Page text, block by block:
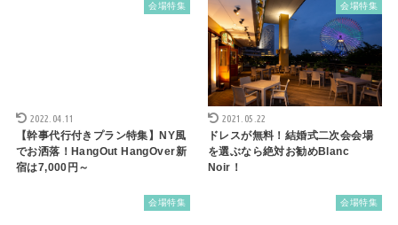
会場特集
2022.04.11
【幹事代行付きプラン特集】NY風
でお洒落！HangOut HangOver新
宿は7,000円～
会場特集
2021.05.22
ドレスが無料！結婚式二次会会場
を選ぶなら絶対お勧めBlanc
Noir！
会場特集 会場特集